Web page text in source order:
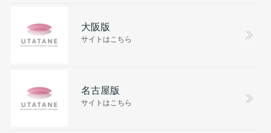
大阪版
サイトはこちら
名古屋版
サイトはこちら